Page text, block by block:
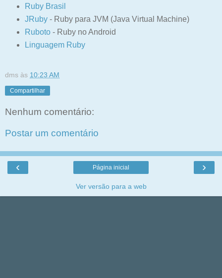
Ruby Brasil
JRuby- Ruby para JVM (Java Virtual Machine)
Ruboto- Ruby no Android
Linguagem Ruby
dms às 10:23 AM
Compartilhar
Nenhum comentário:
Postar um comentário
‹ ›
Página inicial
Ver versão para a web